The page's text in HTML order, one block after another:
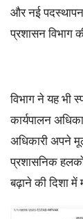
और नई
प्रशासन विभाग
विभाग ने यह भी
कार्यपालन
अधिकारी अपने
प्रशासनिक
बढ़ाने की दिशा में